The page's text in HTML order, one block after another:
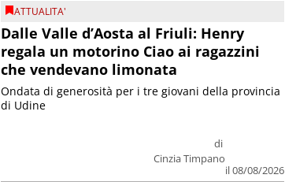
ATTUALITA'
Dalle Valle d’Aosta al Friuli: Henry
regala un motorino Ciao ai ragazzini
che vendevano limonata
di
Cinzia Timpano
il 08/08/2026
Ondata di generosità per i tre giovani della provincia
di Udine